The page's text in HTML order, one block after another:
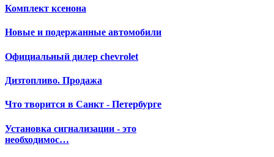
Комплект ксенона
Новые и подержанные автомобили
Официальный дилер chevrolet
Дизтопливо. Продажа
Что творится в Санкт - Петербурге
Установка сигнализации - это
необходимос…